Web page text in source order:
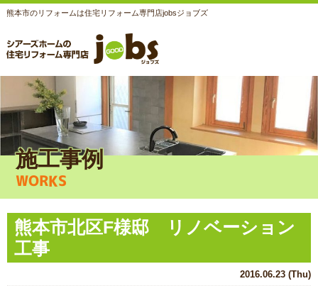
熊本市のリフォームは住宅リフォーム専門店jobsジョブズ
施工事例
WORKS
熊本市北区F様邸 リノベーション
工事
2016.06.23 (Thu)